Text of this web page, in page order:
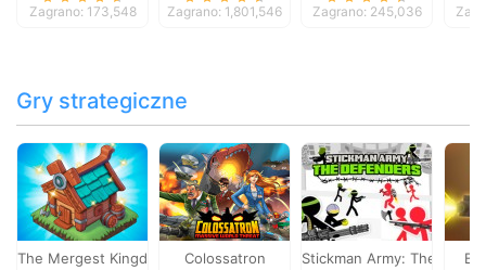
Zagrano: 173,548 Zagrano: 1,801,546 Zagrano: 245,036
Gry strategiczne
The Mergest Kingdom Colossatron Stickman Army: The